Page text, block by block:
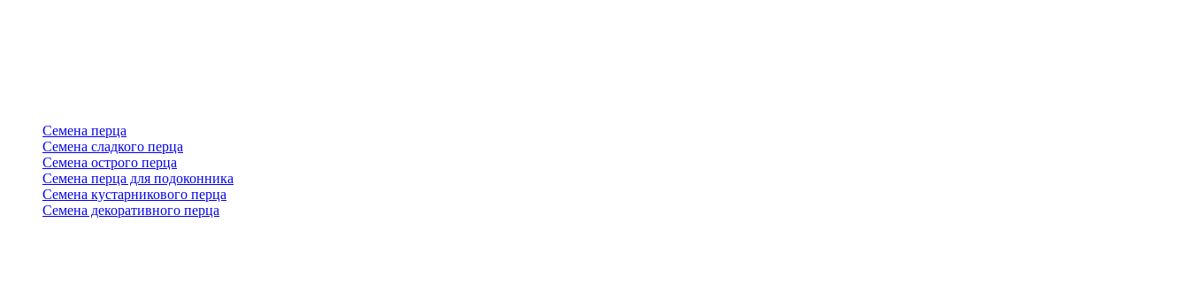
Семена перца
Семена сладкого перца
Семена острого перца
Семена перца для подоконника
Семена кустарникового перца
Семена декоративного перца